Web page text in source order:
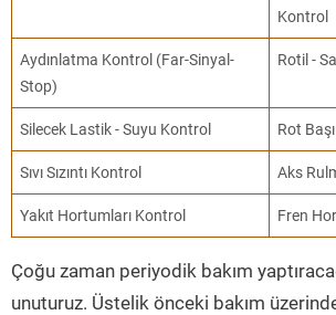
Kontrol
Aydınlatma Kontrol (Far-Sinyal-
Stop)
Rotil -
Silecek Lastik - Suyu Kontrol Rot
Sıvı Sızıntı Kontrol Aks
Yakıt Hortumları Kontrol Fren
Çoğu zaman periyodik bakım
unuturuz. Üstelik önceki bakım